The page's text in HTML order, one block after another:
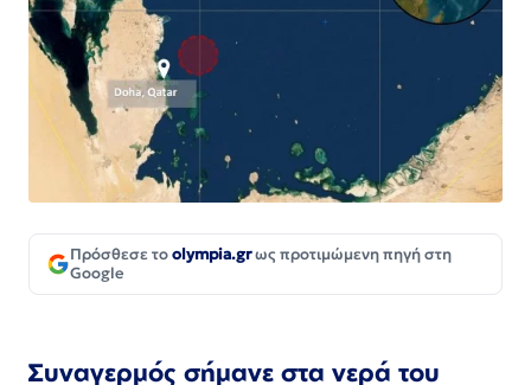
Πρόσθεσε τοolympia.grως προτιμώμενη πηγή στη
Google
Συναγερμός σήμανε στα νερά του